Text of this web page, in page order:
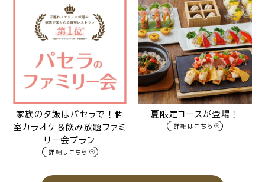
家族の夕飯はパセラで！個
室カラオケ＆飲み放題ファミ
リー会プラン
詳細はこちら
夏限定コースが登場！
詳細はこちら